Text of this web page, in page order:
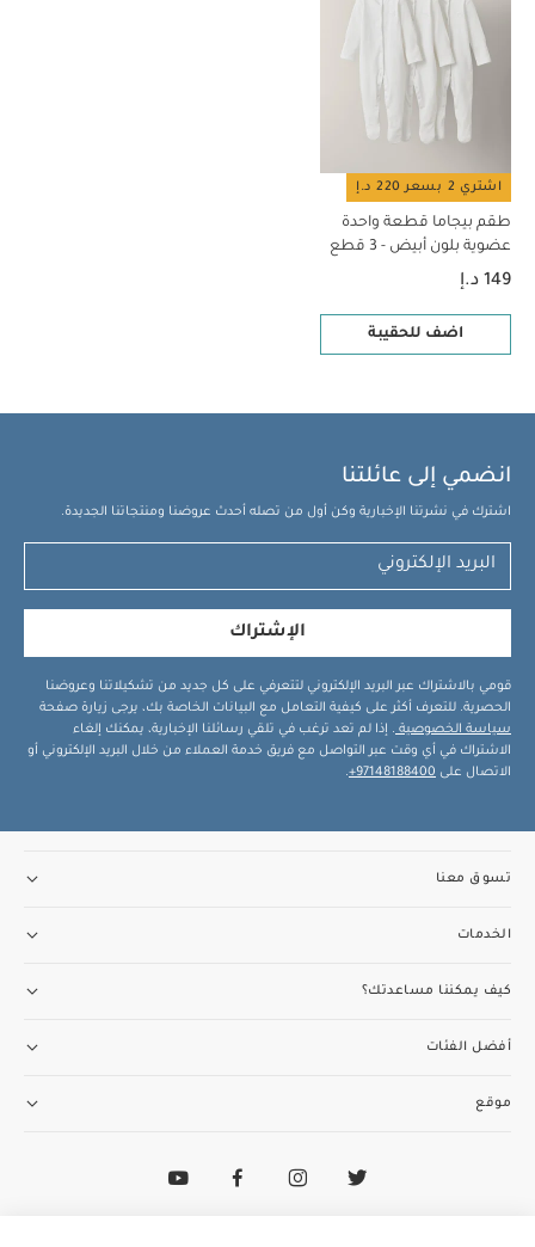
الطعام بنفسه
سهل الاستخدام للأطفال: تصميم خفيف
وسهل الحمل بحواف ناعمة وأشكال مرحة لجذب اهتمام الطفل
لأوقات تناول الطعام
أي وقت ومكان مع أطقم العشاء والغداء والوجبات الخفيفة
الجديدة المصنوعة من البامبو من تومي تيبي
اشتري 2 بسعر 220 د.إ
طقم بيجاما قطعة واحدة
عضوية بلون أبيض - 3 قطع
149 د.إ
اضف للحقيبة
انضمي إلى عائلتنا
اشترك في نشرتنا الإخبارية وكن أول من تصله أحدث عروضنا ومنتجاتنا الجديدة.
الإشتراك
قومي بالاشتراك عبر البريد الإلكتروني لتتعرفي على كل جديد من تشكيلاتنا وعروضنا
الحصرية. للتعرف أكثر على كيفية التعامل مع البيانات الخاصة بك، يرجى زيارة صفحة
سياسة الخصوصية . إذا لم تعد ترغب في تلقي رسائلنا الإخبارية، يمكنك إلغاء
الاشتراك في أي وقت عبر التواصل مع فريق خدمة العملاء من خلال البريد الإلكتروني أو
الاتصال على 97148188400+
.
تسوق معنا
الخدمات
كيف يمكننا مساعدتك؟
أفضل الفئات
موقع